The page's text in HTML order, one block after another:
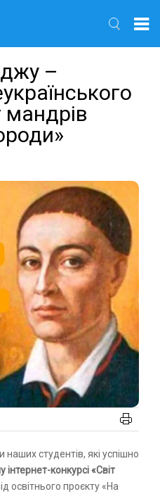
–
мандрів
інтернет-конкурсі «Світ
освітнього проєкту «На